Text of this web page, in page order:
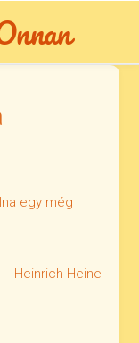
egy még
Heinrich Heine